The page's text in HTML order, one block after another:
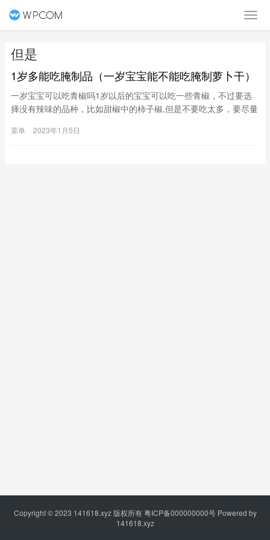
但是
1岁多能吃腌制品（一岁宝宝能不能吃腌制萝卜干）
一岁宝宝可以吃青椒吗1岁以后的宝宝可以吃一些青椒，不过要选
择没有辣味的品种，比如甜椒中的柿子椒,但是不要吃太多，要尽量
起来比较容易的呢。一岁的宝宝吃青椒是可以的，青椒里含有大量
菜单 2023年1月5日
Copyright © 2023 141618.xyz版权所有粤ICP备000000000号Powered by
141618.xyz